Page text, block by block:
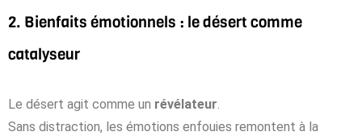
2. Bienfaits émotionnels : le désert comme
catalyseur
Le désert agit comme un révélateur.
Sans distraction, les émotions enfouies remontent à la